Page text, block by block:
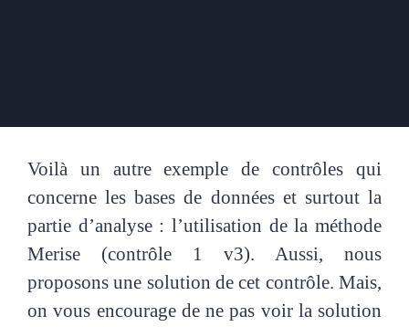
Voilà un autre exemple de contrôles qui
concerne les bases de données et surtout la
partie d’analyse : l’utilisation de la méthode
Merise (contrôle 1 v3). Aussi, nous
proposons une solution de cet contrôle. Mais,
on vous encourage de ne pas voir la solution